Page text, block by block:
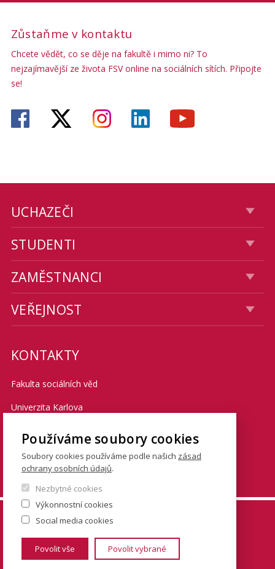
Zůstaňme v kontaktu
Chcete vědět, co se děje na fakultě i mimo ni? To
nejzajímavější ze života FSV online na sociálních sítích. Připojte
se!
UCHAZEČI
STUDENTI
ZAMĚSTNANCI
VEŘEJNOST
KONTAKTY
Fakulta sociálních věd
Univerzita Karlova
Praha 1 110 01
Tel.: + 420 222 112 111
© FSV UK 2026, photo: UK ,
www.cuni.cz
Používáme soubory cookies
Soubory cookies používáme podle našich zásad
ochrany osobních údajů.
Nezbytné cookies
Výkonnostní cookies
Social media cookies
Povolit vše Povolit vybrané